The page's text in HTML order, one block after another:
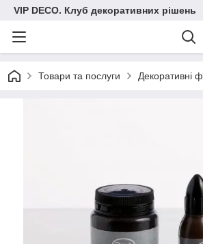
VIP DECO. Клуб декоративних рішень
Товари та послуги Декоративні